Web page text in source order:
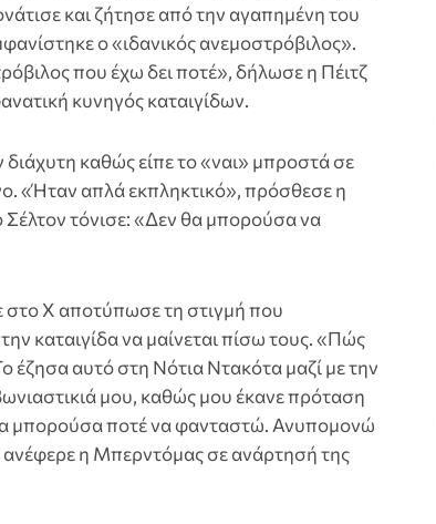
και ζήτησε από την αγαπημένη του
ο «ιδανικός ανεμοστρόβιλος».
που έχω δει ποτέ», δήλωσε η Πέιτζ
κυνηγός καταιγίδων.
καθώς είπε το «ναι» μπροστά σε
«Ήταν απλά εκπληκτικό», πρόσθεσε η
τόνισε: «Δεν θα μπορούσα να
X αποτύπωσε τη στιγμή που
καταιγίδα να μαίνεται πίσω τους. «Πώς
έζησα αυτό στη Νότια Ντακότα μαζί με την
μου, καθώς μου έκανε πρόταση
μπορούσα ποτέ να φανταστώ. Ανυπομονώ
ανέφερε η Μπερντόμας σε ανάρτησή της